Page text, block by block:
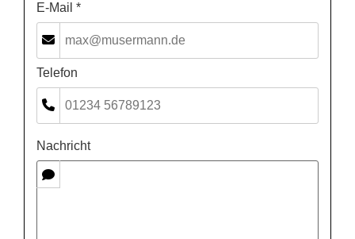
E-Mail *
Telefon
Nachricht